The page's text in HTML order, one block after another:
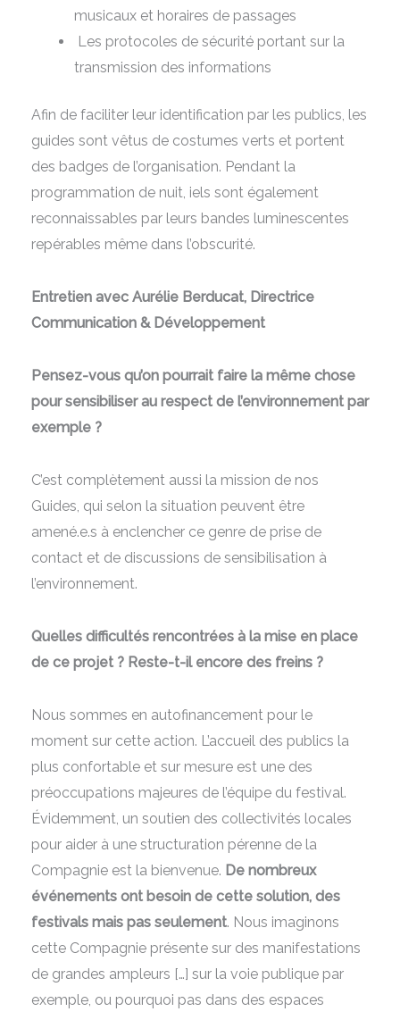
musicaux et horaires de passages
Les protocoles de sécurité portant sur la
transmission des informations
Afin de faciliter leur identification par les publics, les
guides sont vêtus de costumes verts et portent
des badges de l’organisation. Pendant la
programmation de nuit, iels sont également
reconnaissables par leurs bandes luminescentes
repérables même dans l’obscurité.
Entretien avec Aurélie Berducat, Directrice
Communication & Développement
Pensez-vous qu’on pourrait faire la même chose
pour sensibiliser au respect de l’environnement par
exemple ?
C’est complètement aussi la mission de nos
Guides, qui selon la situation peuvent être
amené.e.s à enclencher ce genre de prise de
contact et de discussions de sensibilisation à
l’environnement.
Quelles difficultés rencontrées à la mise en place
de ce projet ? Reste-t-il encore des freins ?
Nous sommes en autofinancement pour le
moment sur cette action. L’accueil des publics la
plus confortable et sur mesure est une des
préoccupations majeures de l’équipe du festival.
Évidemment, un soutien des collectivités locales
pour aider à une structuration pérenne de la
Compagnie est la bienvenue. De nombreux
événements ont besoin de cette solution, des
festivals mais pas seulement. Nous imaginons
cette Compagnie présente sur des manifestations
de grandes ampleurs […] sur la voie publique par
exemple, ou pourquoi pas dans des espaces